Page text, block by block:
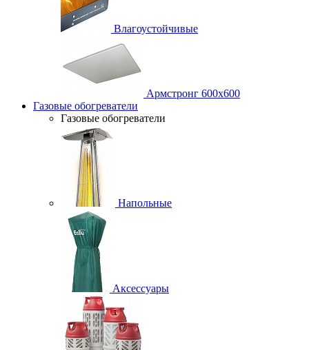
Влагоустойчивые
Армстронг 600х600
Газовые обогреватели
Газовые обогреватели
Напольные
Аксессуары